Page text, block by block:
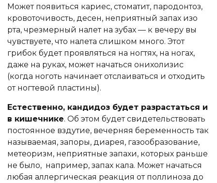
Может появиться кариес, стоматит, пародонтоз,
кровоточивость, десен, неприятный запах изо
рта, чрезмерный налет на зубах — к вечеру вы
чувствуете, что налета слишком много. Этот
грибок будет проявляться на ногтях, на ногах,
даже на руках, может начаться онихолизис
(когда ноготь начинает отслаиваться и отходить
от ногтевой пластины).
Естественно, кандидоз будет разрастаться и
в кишечнике. Об этом будет свидетельствовать
постоянное вздутие, вечерняя беременность так
называемая, запоры, диарея, газообразование,
метеоризм, неприятные запахи, которых раньше
не было, например, запах кала. Может начаться
любая аллергическая реакция от поллиноза до